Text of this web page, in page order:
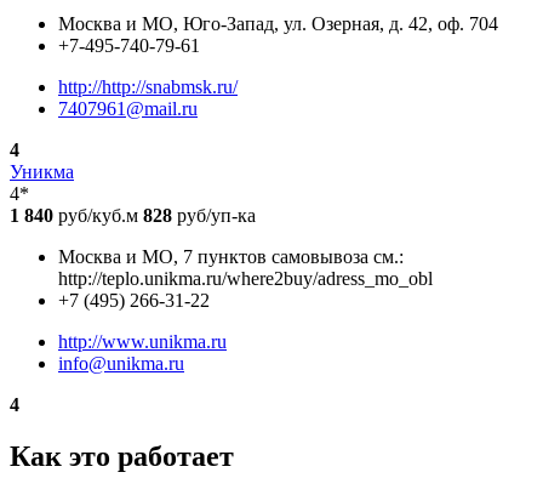
Москва и МО, Юго-Запад, ул. Озерная, д. 42, оф. 704
+7-495-740-79-61
http://http://snabmsk.ru/
7407961@mail.ru
4
Уникма
4*
1 840 руб/куб.м 828 руб/уп-ка
Москва и МО, 7 пунктов самовывоза см.:
http://teplo.unikma.ru/where2buy/adress_mo_obl
+7 (495) 266-31-22
http://www.unikma.ru
info@unikma.ru
4
Как это работает